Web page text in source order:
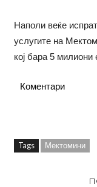
Наполи веќе
услугите на
кој бара 5 милиони
Коментари
Tags Мектомини